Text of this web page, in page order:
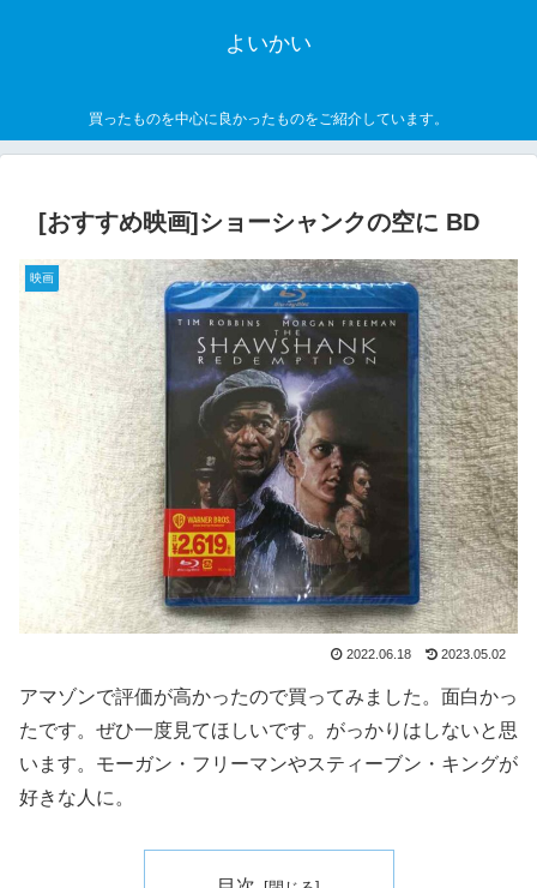
よいかい
買ったものを中心に良かったものをご紹介しています。
[おすすめ映画]ショーシャンクの空に BD
映画
2022.06.18 2023.05.02
アマゾンで評価が高かったので買ってみました。面白かっ
たです。ぜひ一度見てほしいです。がっかりはしないと思
います。モーガン・フリーマンやスティーブン・キングが
好きな人に。